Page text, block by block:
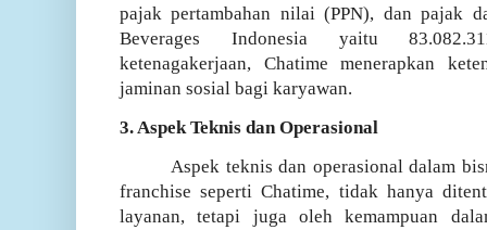
pajak pertambahan nilai (PPN), dan pajak
Beverages Indonesia yaitu
ketenagakerjaan, Chatime menerapkan
jaminan sosial bagi karyawan.
3. Aspek Teknis dan Operasional
Aspek teknis dan operasional dalam
franchise seperti Chatime, tidak hanya
layanan, tetapi juga oleh kemampuan